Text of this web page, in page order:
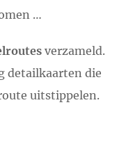
…
verzameld.
detailkaarten die
uitstippelen.